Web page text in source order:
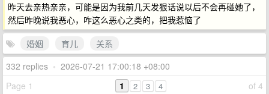
昨天去亲热亲亲，可能是因为我前几天发狠话说以后不会再碰她了，
然后昨晚说我恶心，咋这么恶心之类的，把我惹恼了
婚姻
育儿
关系
332 replies • 2026-07-21 17:00:18 +08:00
Page 1
of 4
1 2 3 4